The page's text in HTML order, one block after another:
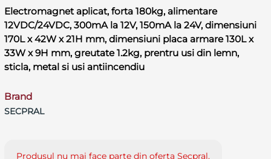
Electromagnet aplicat, forta 180kg, alimentare
12VDC/24VDC, 300mA la 12V, 150mA la 24V, dimensiuni
170L x 42W x 21H mm, dimensiuni placa armare 130L x
33W x 9H mm, greutate 1.2kg, prentru usi din lemn,
sticla, metal si usi antiincendiu
Brand
SECPRAL
Produsul nu mai face parte din oferta Secpral.